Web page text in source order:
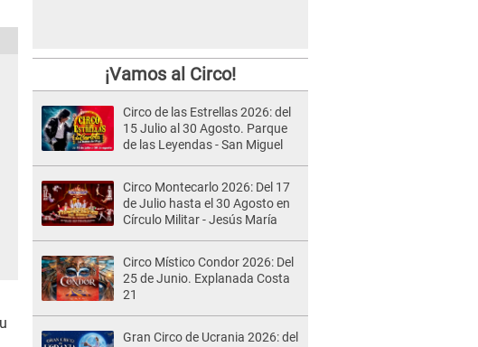
¡Vamos al Circo!
Circo de las Estrellas 2026: del
15 Julio al 30 Agosto. Parque
de las Leyendas - San Miguel
Circo Montecarlo 2026: Del 17
de Julio hasta el 30 Agosto en
Círculo Militar - Jesús María
Circo Místico Condor 2026: Del
25 de Junio. Explanada Costa
21
Gran Circo de Ucrania 2026: del